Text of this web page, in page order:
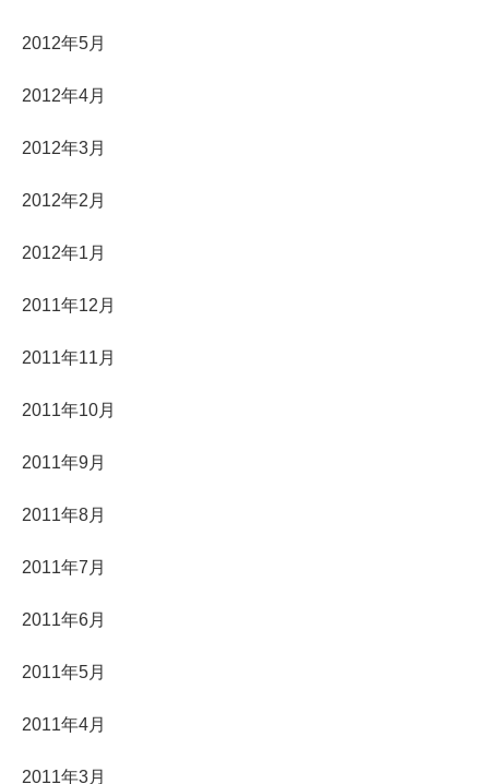
2012年5月
2012年4月
2012年3月
2012年2月
2012年1月
2011年12月
2011年11月
2011年10月
2011年9月
2011年8月
2011年7月
2011年6月
2011年5月
2011年4月
2011年3月